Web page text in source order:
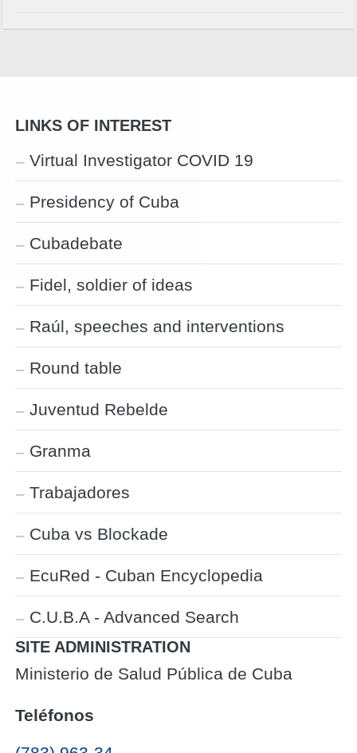
LINKS OF INTEREST
Virtual Investigator COVID 19
Presidency of Cuba
Cubadebate
Fidel, soldier of ideas
Raúl, speeches and interventions
Round table
Juventud Rebelde
Granma
Trabajadores
Cuba vs Blockade
EcuRed - Cuban Encyclopedia
C.U.B.A - Advanced Search
SITE ADMINISTRATION
Ministerio de Salud Pública de Cuba
Teléfonos